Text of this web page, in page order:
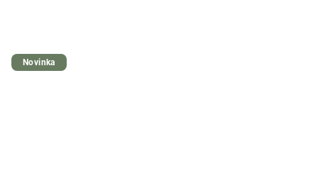
Novinka